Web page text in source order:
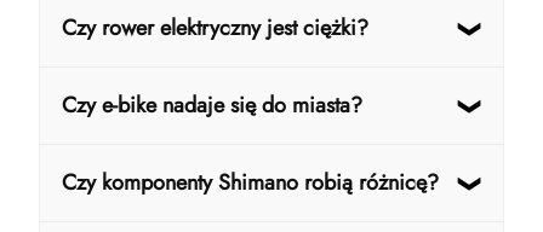
Nie. Przy standardowym użytkowaniu
miejskim bateria zazwyczaj wystarcza na kilka
Czy rower elektryczny jest ciężki?
Tak, ale podczas jazdy nie ma to dużego
znaczenia dzięki wspomaganiu.
Czy e-bike nadaje się do miasta?
Tak – szczególnie przy dłuższych dojazdach i
częstym użytkowaniu.
Czy komponenty Shimano robią różnicę?